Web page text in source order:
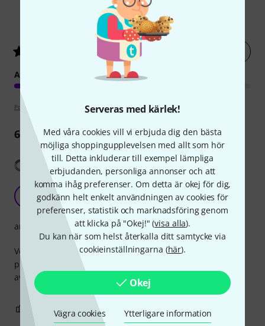
Serveras med kärlek!
Med våra cookies vill vi erbjuda dig den bästa
möjliga shoppingupplevelsen med allt som hör
till. Detta inkluderar till exempel lämpliga
erbjudanden, personliga annonser och att
komma ihåg preferenser. Om detta är okej för dig,
godkänn helt enkelt användningen av cookies för
preferenser, statistik och marknadsföring genom
att klicka på "Okej!" (visa alla).
Du kan när som helst återkalla ditt samtycke via
cookieinställningarna (här).
Okej
Vägra cookies Ytterligare information
9Kundbetyg
ARRANGEMANG
Poängpolicy
6Recensioner
Visa översättning
Best friend 27.09.2020
Very nice songs for intermediate or higher classic guitar
players. The CD is OK, but it is a pity that no online video is
available with the book.
arrangemang
ANMÄL RECENSION